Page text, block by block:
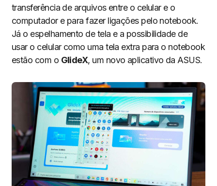
transferência de arquivos entre o celular e o
computador e para fazer ligações pelo notebook.
Já o espelhamento de tela e a possibilidade de
usar o celular como uma tela extra para o notebook
estão com o GlideX, um novo aplicativo da ASUS.